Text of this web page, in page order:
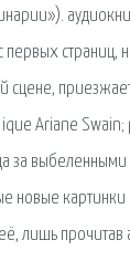
первых
Ariane
за
картинки
лишь прочитав